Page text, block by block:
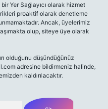
Yer Sağlayıcı olarak hizmet
proaktif olarak denetleme
Ancak, üyelerimiz
olup, siteye üye olarak
olduğunu düşündüğünüz
adresine bildirmeniz halinde,
kaldırılacaktır.